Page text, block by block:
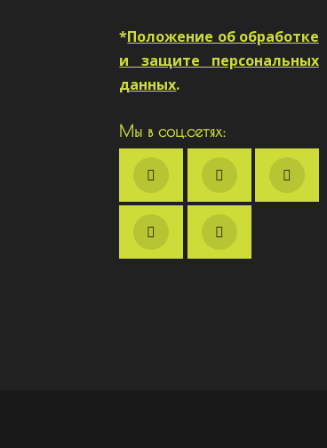
*Положение об обработке
и защите персональных
данных.
Мы в соц.сетях: